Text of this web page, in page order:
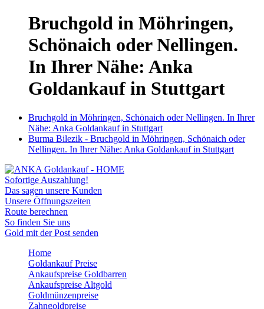
Bruchgold in Möhringen,
Schönaich oder Nellingen.
In Ihrer Nähe: Anka
Goldankauf in Stuttgart
Bruchgold in Möhringen, Schönaich oder Nellingen. In Ihrer
Nähe: Anka Goldankauf in Stuttgart
Burma Bilezik - Bruchgold in Möhringen, Schönaich oder
Nellingen. In Ihrer Nähe: Anka Goldankauf in Stuttgart
Sofortige Auszahlung!
Das sagen unsere Kunden
Unsere Öffnungszeiten
Route berechnen
So finden Sie uns
Gold mit der Post senden
Home
Goldankauf Preise
Ankaufspreise Goldbarren
Ankaufspreise Altgold
Goldmünzenpreise
Zahngoldpreise